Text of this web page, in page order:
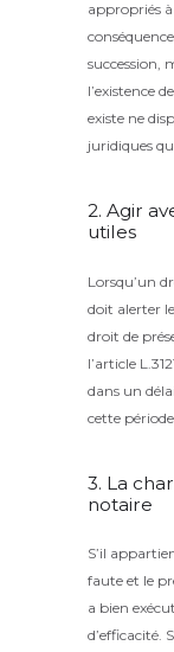
appropriés
succession,
l’existence
existe ne
juridiques
2. Agir
utiles
Lorsqu’un
doit alerter
droit de
l’article
dans un
cette
3. La
notaire
S’il
faute et le
a bien
d’efficacité.